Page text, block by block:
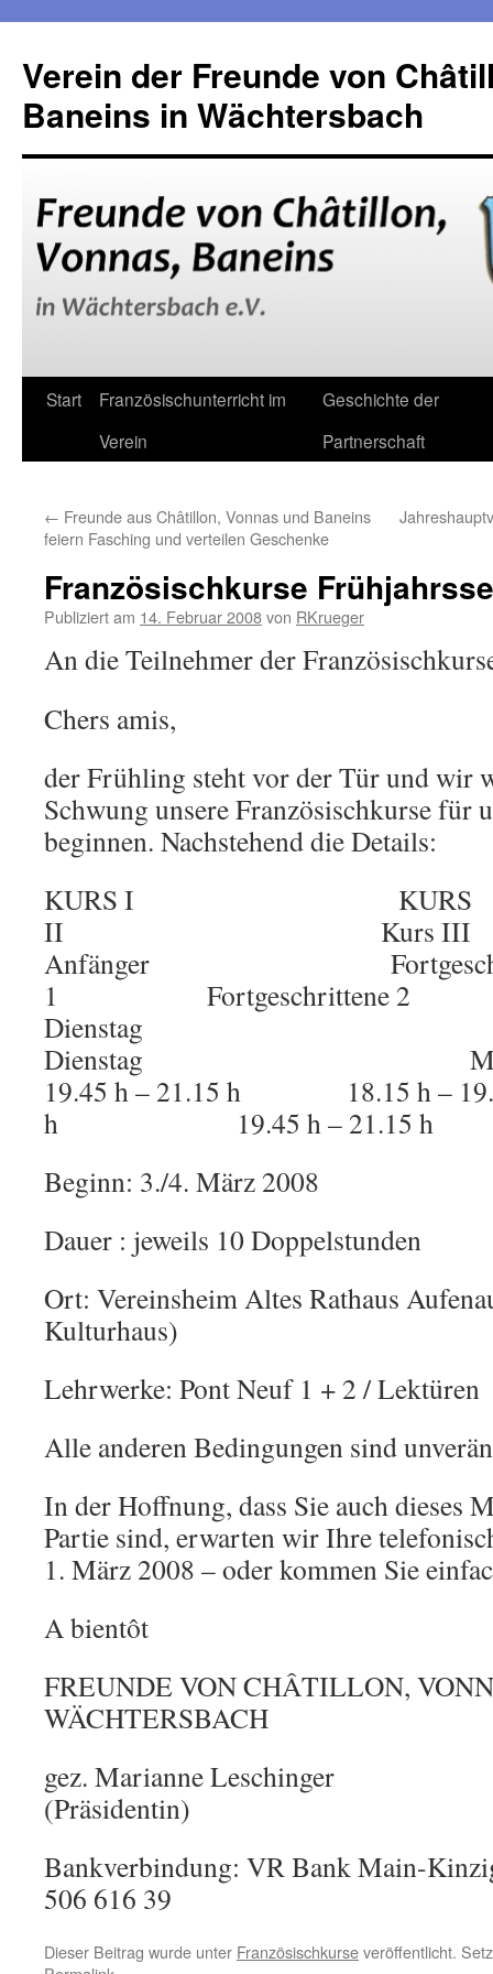
Verein der Freunde von
Baneins in Wächtersbach
Zum
Start
Französischunterricht im
Verein
Geschichte der
Partnerschaft
← Freunde aus Châtillon, Vonnas und Baneins
feiern Fasching und verteilen Geschenke
Französischkurse
Publiziert am 14. Februar 2008von RKrueger
An die Teilnehmer der
Chers amis,
der Frühling steht vor der Tür und wir
Schwung unsere Französischkurse für
beginnen. Nachstehend die Details:
KURS I KURS
II Kurs III
Anfänger
1 Fortgeschrittene 2
Dienstag
Dienstag
19.45 h – 21.15 h 18.15 h –
h 19.45 h – 21.15 h
Beginn: 3./4. März 2008
Dauer : jeweils 10 Doppelstunden
Ort: Vereinsheim Altes Rathaus
Kulturhaus)
Lehrwerke: Pont Neuf 1 + 2 / Lektüren
Alle anderen Bedingungen sind
In der Hoffnung, dass Sie auch dieses
Partie sind, erwarten wir Ihre
1. März 2008 – oder kommen Sie
A bientôt
FREUNDE VON CHÂTILLON,
WÄCHTERSBACH
gez. Marianne Leschinger
(Präsidentin)
Bankverbindung: VR Bank Main-
506 616 39
Dieser Beitrag wurde unter Französischkurseveröffentlicht.